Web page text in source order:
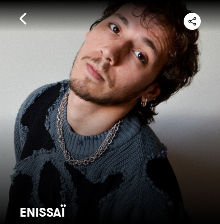
ENISSAÏ